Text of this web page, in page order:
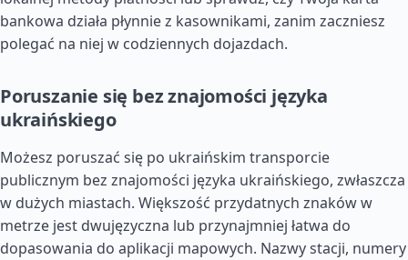
bankowa działa płynnie z kasownikami, zanim zaczniesz
polegać na niej w codziennych dojazdach.
Poruszanie się bez znajomości języka
ukraińskiego
Możesz poruszać się po ukraińskim transporcie
publicznym bez znajomości języka ukraińskiego, zwłaszcza
w dużych miastach. Większość przydatnych znaków w
metrze jest dwujęzyczna lub przynajmniej łatwa do
dopasowania do aplikacji mapowych. Nazwy stacji, numery